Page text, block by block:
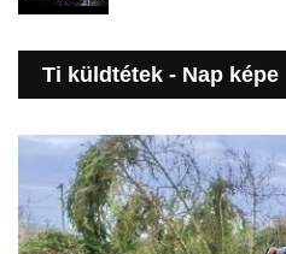
Ti küldtétek - Nap képe